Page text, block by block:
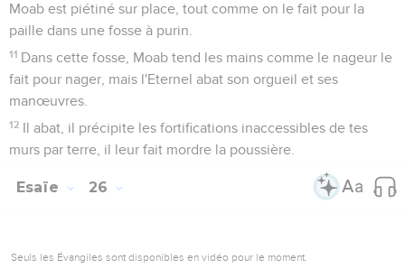
Moab est piétiné sur place, tout comme on le fait pour la
paille dans une fosse à purin.
11 Dans cette fosse, Moab tend les mains comme le nageur le
fait pour nager, mais l'Eternel abat son orgueil et ses
manœuvres.
12 Il abat, il précipite les fortifications inaccessibles de tes
murs par terre, il leur fait mordre la poussière.
Esaïe 26
Seuls les Évangiles sont disponibles en vidéo pour le moment.